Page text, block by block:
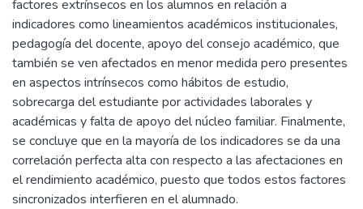
factores extrínsecos en los alumnos en relación a
indicadores como lineamientos académicos institucionales,
pedagogía del docente, apoyo del consejo académico, que
también se ven afectados en menor medida pero presentes
en aspectos intrínsecos como hábitos de estudio,
sobrecarga del estudiante por actividades laborales y
académicas y falta de apoyo del núcleo familiar. Finalmente,
se concluye que en la mayoría de los indicadores se da una
correlación perfecta alta con respecto a las afectaciones en
el rendimiento académico, puesto que todos estos factores
sincronizados interfieren en el alumnado.